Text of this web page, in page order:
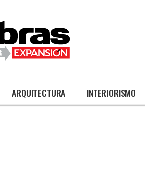
ARQUITECTURA INTERIORISMO